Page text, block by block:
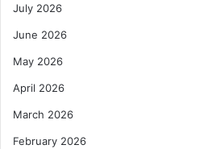
July 2026
June 2026
May 2026
April 2026
March 2026
February 2026